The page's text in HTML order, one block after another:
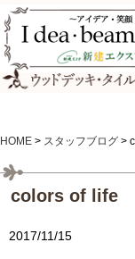
HOME > スタッフブログ >
colors of life
2017/11/15